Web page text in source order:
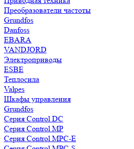
Преобразователи частоты
Grundfos
Danfoss
EBARA
VANDJORD
Электроприводы
ESBE
Теплосила
Valpes
Шкафы управления
Grundfos
Серия Control DC
Серия Control MP
Серия Control MPC-E